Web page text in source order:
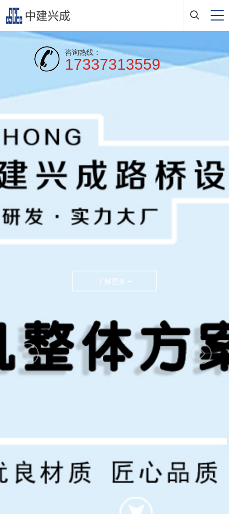
咨询热线：
17337313559
了解更多 +